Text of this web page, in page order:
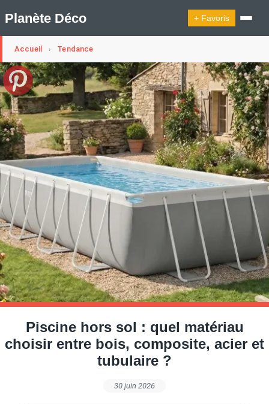
Planète Déco + Favoris
🛍︎ Shop Planète Déco ℹ︎ À propos
Appartement Design Cabanes
Decoration Noël
Design Suédois En Quelques Photos
Idées Déco En 10 Photos
La Semaine Décoration Et Design
Maison En Ville
Méli-Mélo Suédois
Publi Reportage
Tendance
Interieurs Scandinaves
La Décoration Selon Votre Signe Astrologique
Les Trouvailles Déco Du Jour
Maison Appartement Écologique
Maison Container/container House
Maison D'hôtes
Maison Et Appartement Vintage
On Décode La Déco
Petite Surface
Piscine Question De Style
Renovation
Revue De Week End
Tiny House
Accueil › Tendance
Piscine hors sol : quel matériau
choisir entre bois, composite, acier et
tubulaire ?
30 juin 2026